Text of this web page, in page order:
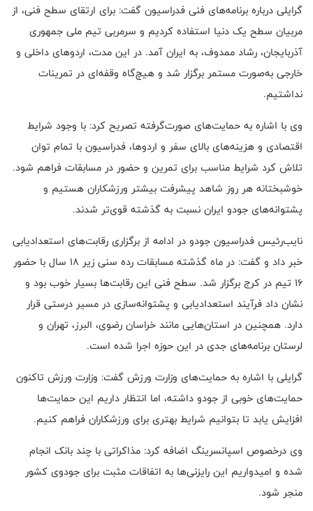
گرایلی درباره برنامه‌های فنی فدراسیون گفت: برای ارتقای سطح فنی، از
مربیان سطح یک دنیا استفاده کردیم و سرمربی تیم ملی جمهوری
آذربایجان، رشاد ممدوف، به ایران آمد. در این مدت، اردوهای داخلی و
خارجی به‌صورت مستمر برگزار شد و هیچ‌گاه وقفه‌ای در تمرینات
نداشتیم.
وی با اشاره به حمایت‌های صورت‌گرفته تصریح کرد: با وجود شرایط
اقتصادی و هزینه‌های بالای سفر و اردوها، فدراسیون با تمام توان
تلاش کرد شرایط مناسب برای تمرین و حضور در مسابقات فراهم شود.
خوشبختانه هر روز شاهد پیشرفت بیشتر ورزشکاران هستیم و
پشتوانه‌های جودو ایران نسبت به گذشته قوی‌تر شدند.
نایب‌رئیس فدراسیون جودو در ادامه از برگزاری رقابت‌های استعدادیابی
خبر داد و گفت: در ماه گذشته مسابقات رده سنی زیر ۱۸ سال با حضور
۱۶ تیم در کرج برگزار شد. سطح فنی این رقابت‌ها بسیار خوب بود و
نشان داد فرآیند استعدادیابی و پشتوانه‌سازی در مسیر درستی قرار
دارد. همچنین در استان‌هایی مانند خراسان رضوی، البرز، تهران و
لرستان برنامه‌های جدی در این حوزه اجرا شده است.
گرایلی با اشاره به حمایت‌های وزارت ورزش گفت: وزارت ورزش تاکنون
حمایت‌های خوبی از جودو داشته، اما انتظار داریم این حمایت‌ها
افزایش یابد تا بتوانیم شرایط بهتری برای ورزشکاران فراهم کنیم.
وی درخصوص اسپانسرینگ اضافه کرد: مذاکراتی با چند بانک انجام
شده و امیدواریم این رایزنی‌ها به اتفاقات مثبت برای جودوی کشور
منجر شود.